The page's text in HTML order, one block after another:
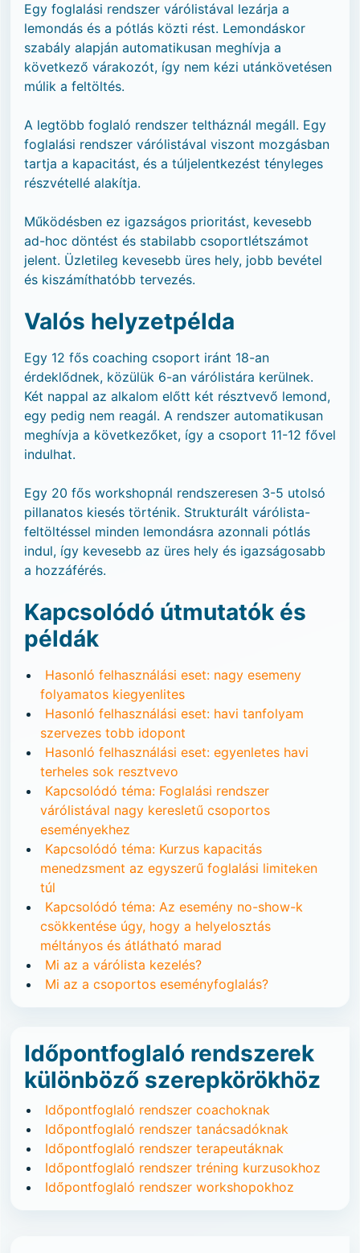
Egy foglalási rendszer várólistával lezárja a
lemondás és a pótlás közti rést. Lemondáskor
szabály alapján automatikusan meghívja a
következő várakozót, így nem kézi utánkövetésen
múlik a feltöltés.
A legtöbb foglaló rendszer teltháznál megáll. Egy
foglalási rendszer várólistával viszont mozgásban
tartja a kapacitást, és a túljelentkezést tényleges
részvétellé alakítja.
Működésben ez igazságos prioritást, kevesebb
ad-hoc döntést és stabilabb csoportlétszámot
jelent. Üzletileg kevesebb üres hely, jobb bevétel
és kiszámíthatóbb tervezés.
Valós helyzetpélda
Egy 12 fős coaching csoport iránt 18-an
érdeklődnek, közülük 6-an várólistára kerülnek.
Két nappal az alkalom előtt két résztvevő lemond,
egy pedig nem reagál. A rendszer automatikusan
meghívja a következőket, így a csoport 11-12 fővel
indulhat.
Egy 20 fős workshopnál rendszeresen 3-5 utolsó
pillanatos kiesés történik. Strukturált várólista-
feltöltéssel minden lemondásra azonnali pótlás
indul, így kevesebb az üres hely és igazságosabb
a hozzáférés.
Kapcsolódó útmutatók és
példák
Hasonló felhasználási eset: nagy esemeny
folyamatos kiegyenlites
Hasonló felhasználási eset: havi tanfolyam
szervezes tobb idopont
Hasonló felhasználási eset: egyenletes havi
terheles sok resztvevo
Kapcsolódó téma: Foglalási rendszer
várólistával nagy keresletű csoportos
eseményekhez
Kapcsolódó téma: Kurzus kapacitás
menedzsment az egyszerű foglalási limiteken
túl
Kapcsolódó téma: Az esemény no-show-k
csökkentése úgy, hogy a helyelosztás
méltányos és átlátható marad
Mi az a várólista kezelés?
Mi az a csoportos eseményfoglalás?
Időpontfoglaló rendszerek
különböző szerepkörökhöz
Időpontfoglaló rendszer coachoknak
Időpontfoglaló rendszer tanácsadóknak
Időpontfoglaló rendszer terapeutáknak
Időpontfoglaló rendszer tréning kurzusokhoz
Időpontfoglaló rendszer workshopokhoz